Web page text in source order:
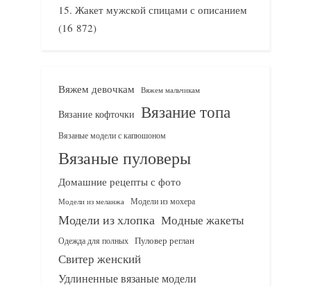
Жакет мужской спицами с описанием
(16 872)
Вяжем девочкам Вяжем мальчикам
Вязание кофточки Вязание топа
Вязаные модели с капюшоном
Вязаные пуловеры
Домашние рецепты с фото
Модели из меланжа Модели из мохера
Модели из хлопка Модные жакеты
Одежда для полных Пуловер реглан
Свитер женский
Удлиненные вязаные модели